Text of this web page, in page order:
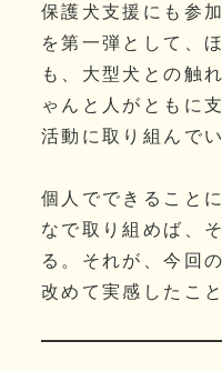
保護犬支援にも参
を第一弾として、
も、大型犬との触
ゃんと人がともに
活動に取り組んで
個人でできること
なで取り組めば、
る。それが、今回
改めて実感したこと